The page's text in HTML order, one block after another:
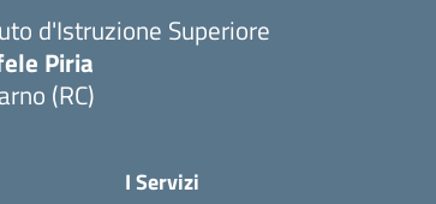
d'Istruzione Superiore
Piria
(RC)
I Servizi